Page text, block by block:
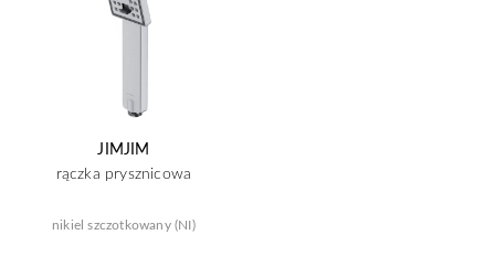
JIMJIM
rączka prysznicowa
nikiel szczotkowany (NI)